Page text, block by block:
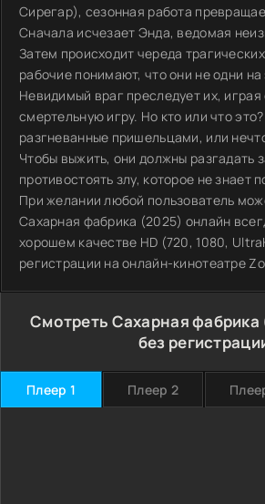
Сирегар), сезонная работа
Сначала исчезает Энда, ведомая
Затем происходит череда
рабочие понимают, что они не одни на
Невидимый враг преследует их, играя
смертельную игру. Но кто или что
разгневанные пришельцами, или
Чтобы выжить, они должны разгадать
противостоять злу, которое не знает
При желании любой пользователь
Сахарная фабрика (2025) онлайн
хорошем качестве HD (720, 1080,
регистрации на онлайн-кинотеатре
Смотреть Сахарная
без
Плеер 1 Плеер 2